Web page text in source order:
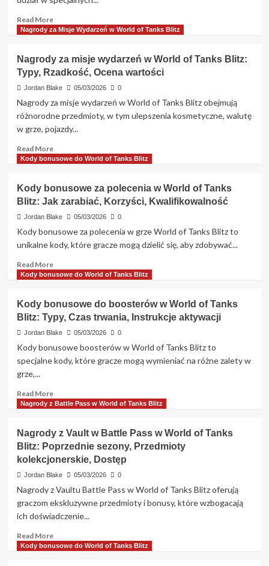
Wymagania,
Wskazówki
Read MoreRead
more
wydarzeń
–
Kolekcjonerskie
przedmioty
World
of
Blitz:
Unikalne
Rzadkość,
Pozyskiwanie
Nagrody za Misje Wydarzeń w World of Tanks Blitz
Nagrody za misje wydarzeń w World of Tanks Blitz:
Typy, Rzadkość, Ocena wartości
Jordan Blake 05/03/2026 0
Nagrody za misje wydarzeń w World of Tanks Blitz obejmują
różnorodne przedmioty, w tym ulepszenia kosmetyczne, walutę
w grze, pojazdy...
Read MoreRead
more
za
misje
wydarzeń
of
Blitz:
Ocena
wartości
Kody bonusowe do World of Tanks Blitz
Kody bonusowe za polecenia w World of Tanks
Blitz: Jak zarabiać, Korzyści, Kwalifikowalność
Jordan Blake 05/03/2026 0
Kody bonusowe za polecenia w grze World of Tanks Blitz to
unikalne kody, które gracze mogą dzielić się, aby zdobywać...
Read MoreRead
more
bonusowe
za
polecenia
of
Jak
zarabiać,
Kwalifikowalność
Kody bonusowe do World of Tanks Blitz
Kody bonusowe do boosterów w World of Tanks
Blitz: Typy, Czas trwania, Instrukcje aktywacji
Jordan Blake 05/03/2026 0
Kody bonusowe boosterów w World of Tanks Blitz to
specjalne kody, które gracze mogą wymieniać na różne zalety w
grze,...
Read MoreRead
more
bonusowe
do
boosterów
w
of
Tanks
Blitz:
Czas
trwania,
Nagrody z Battle Pass w World of Tanks Blitz
Nagrody z Vault w Battle Pass w World of Tanks
Blitz: Poprzednie sezony, Przedmioty
kolekcjonerskie, Dostęp
Jordan Blake 05/03/2026 0
Nagrody z Vaultu Battle Pass w World of Tanks Blitz oferują
graczom ekskluzywne przedmioty i bonusy, które wzbogacają
ich doświadczenie...
Read MoreRead
more
Kody bonusowe do World of Tanks Blitz